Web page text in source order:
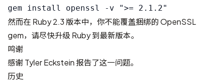
然而在 Ruby 2.3 版本中，你不能覆盖捆绑的 OpenSSL
gem，请尽快升级 Ruby 到最新版本。
鸣谢
感谢 Tyler Eckstein报告了这一问题。
历史